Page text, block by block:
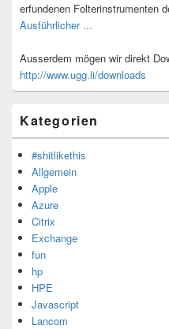
erfundenen Folterinstrumenten
Ausführlicher ...
Ausserdem mögen wir direkt
http://www.ugg.li/downloads
Kategorien
#shitlikethis
Allgemein
Apple
Azure
Citrix
Exchange
fun
hp
HPE
Javascript
Lancom